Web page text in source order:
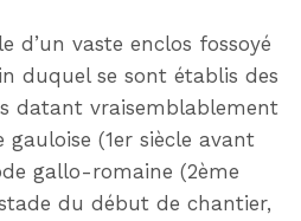
d’un vaste enclos fossoyé
duquel se sont établis des
datant vraisemblablement
(1er siècle avant
gallo-romaine (2ème
du début de chantier,